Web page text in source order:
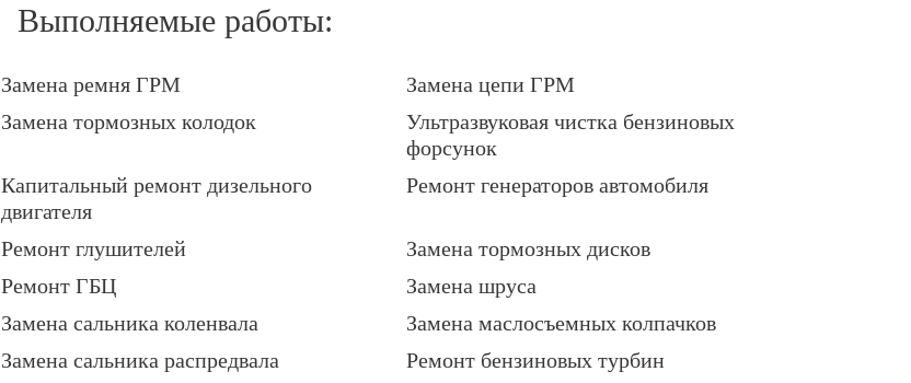
Выполняемые работы:
Замена ремня ГРМ
Замена цепи ГРМ
Замена тормозных колодок
Ультразвуковая чистка бензиновых
форсунок
Капитальный ремонт дизельного
двигателя
Ремонт генераторов автомобиля
Ремонт глушителей
Замена тормозных дисков
Ремонт ГБЦ
Замена шруса
Замена сальника коленвала
Замена маслосъемных колпачков
Замена сальника распредвала
Ремонт бензиновых турбин